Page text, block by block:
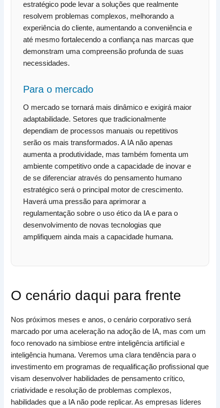
estratégico pode levar a soluções que realmente
resolvem problemas complexos, melhorando a
experiência do cliente, aumentando a conveniência e
até mesmo fortalecendo a confiança nas marcas que
demonstram uma compreensão profunda de suas
necessidades.
Para o mercado
O mercado se tornará mais dinâmico e exigirá maior
adaptabilidade. Setores que tradicionalmente
dependiam de processos manuais ou repetitivos
serão os mais transformados. A IA não apenas
aumenta a produtividade, mas também fomenta um
ambiente competitivo onde a capacidade de inovar e
de se diferenciar através do pensamento humano
estratégico será o principal motor de crescimento.
Haverá uma pressão para aprimorar a
regulamentação sobre o uso ético da IA e para o
desenvolvimento de novas tecnologias que
amplifiquem ainda mais a capacidade humana.
O cenário daqui para frente
Nos próximos meses e anos, o cenário corporativo será
marcado por uma aceleração na adoção de IA, mas com um
foco renovado na simbiose entre inteligência artificial e
inteligência humana. Veremos uma clara tendência para o
investimento em programas de requalificação profissional que
visam desenvolver habilidades de pensamento crítico,
criatividade e resolução de problemas complexos,
habilidades que a IA não pode replicar. As empresas líderes